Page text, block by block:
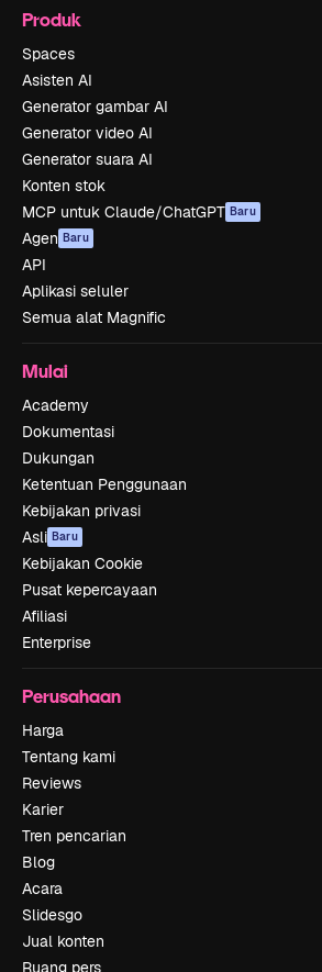
Produk
Spaces
Asisten AI
Generator gambar AI
Generator video AI
Generator suara AI
Konten stok
MCP untuk Claude/ChatGPT Baru
Agen Baru
API
Aplikasi seluler
Semua alat Magnific
Mulai
Academy
Dokumentasi
Dukungan
Ketentuan Penggunaan
Kebijakan privasi
Asli Baru
Kebijakan Cookie
Pusat kepercayaan
Afiliasi
Enterprise
Perusahaan
Harga
Tentang kami
Reviews
Karier
Tren pencarian
Blog
Acara
Slidesgo
Jual konten
Ruang pers